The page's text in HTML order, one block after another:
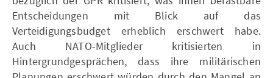
Entscheidungen mit Blick auf das
Verteidigungsbudget erheblich erschwert habe.
Auch NATO-Mitglieder kritisierten in
Hintergrundgesprächen, dass ihre militärischen